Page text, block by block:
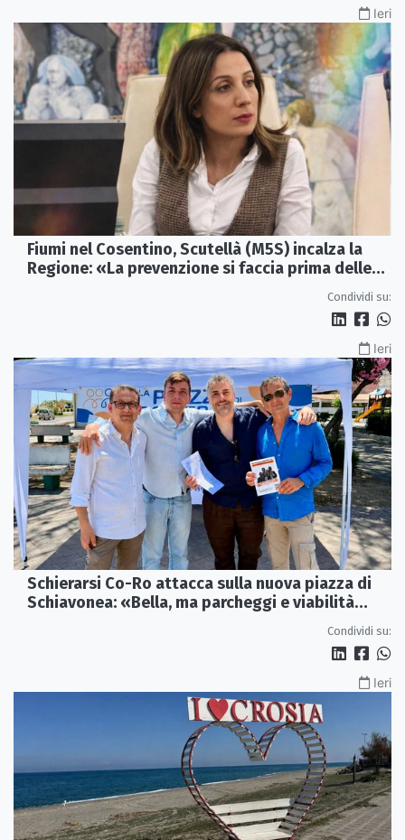
Ieri
Fiumi nel Cosentino, Scutellà (M5S) incalza la
Regione: «La prevenzione si faccia prima delle
Condividi su:
Ieri
Schierarsi Co-Ro attacca sulla nuova piazza di
Schiavonea: «Bella, ma parcheggi e viabilità
Condividi su:
Ieri